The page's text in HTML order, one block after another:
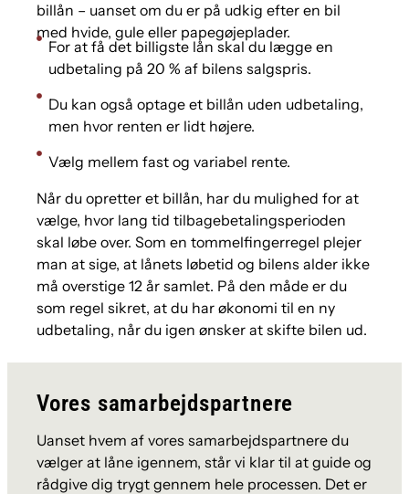
billån – uanset om du er på udkig efter en bil
med hvide, gule eller papegøjeplader.
For at få det billigste lån skal du lægge en
udbetaling på 20 % af bilens salgspris.
Du kan også optage et billån uden udbetaling,
men hvor renten er lidt højere.
Vælg mellem fast og variabel rente.
Når du opretter et billån, har du mulighed for at
vælge, hvor lang tid tilbagebetalingsperioden
skal løbe over. Som en tommelfingerregel plejer
man at sige, at lånets løbetid og bilens alder ikke
må overstige 12 år samlet. På den måde er du
som regel sikret, at du har økonomi til en ny
udbetaling, når du igen ønsker at skifte bilen ud.
Vores samarbejdspartnere
Uanset hvem af vores samarbejdspartnere du
vælger at låne igennem, står vi klar til at guide og
rådgive dig trygt gennem hele processen. Det er